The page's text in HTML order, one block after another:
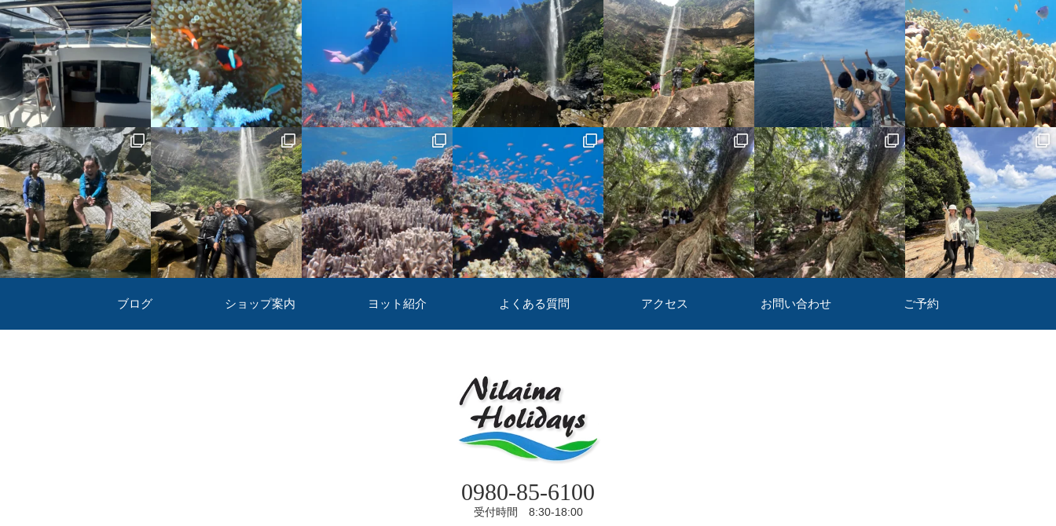
ブログ ショップ案内 ヨット紹介 よくある質問 アクセス お問い合わせ ご予約
0980-85-6100
受付時間 8:30-18:00